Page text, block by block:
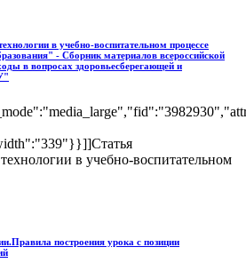
в учебно-воспитательном процессе
- Сборник материалов всероссийской
в вопросах здоровьесберегающей и
в учебно-воспитательном
построения урока с позиции